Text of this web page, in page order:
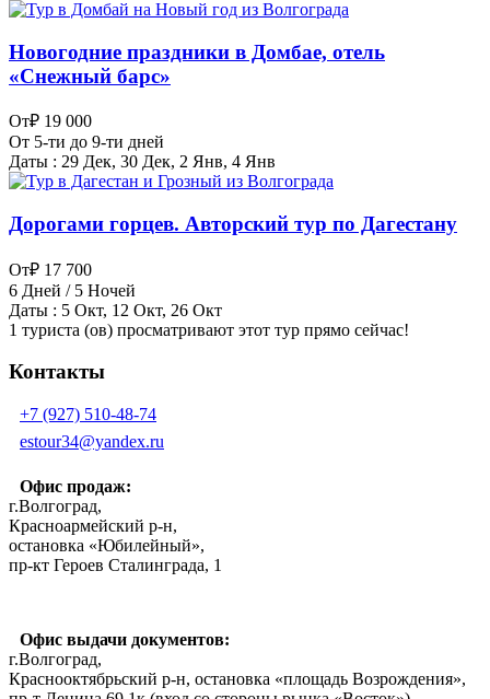
Новогодние праздники в Домбае, отель
«Снежный барс»
От₽ 19 000
От 5-ти до 9-ти дней
Даты : 29 Дек, 30 Дек, 2 Янв, 4 Янв
Дорогами горцев. Авторский тур по Дагестану
От₽ 17 700
6 Дней / 5 Ночей
Даты : 5 Окт, 12 Окт, 26 Окт
1 туриста (ов) просматривают этот тур прямо сейчас!
Контакты
+7 (927) 510-48-74
estour34@yandex.ru
Офис продаж:
г.Волгоград,
Красноармейский р-н,
остановка «Юбилейный»,
пр-кт Героев Сталинграда, 1
Офис выдачи документов:
г.Волгоград,
Краснооктябрьский р-н, остановка «площадь Возрождения»,